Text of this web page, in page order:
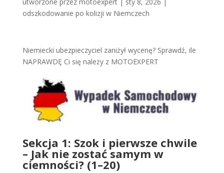
odszkodowanie po kolizji w Niemczech
Niemiecki ubezpieczyciel zaniżył wycenę? Sprawdź, ile
NAPRAWDĘ Ci się należy z MOTOEXPERT
Sekcja 1: Szok i pierwsze chwile
– Jak nie zostać samym w
ciemności? (1–20)